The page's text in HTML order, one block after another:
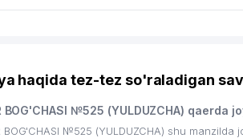
haqida tez-tez so'raladigan
BOG'CHASI №525 (YULDUZCHA) qaerda
BOG'CHASI №525 (YULDUZCHA) shu